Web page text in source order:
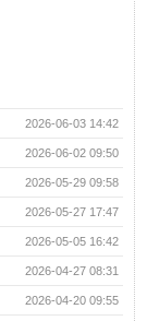
2026-06-03 14:42
2026-06-02 09:50
2026-05-29 09:58
2026-05-27 17:47
2026-05-05 16:42
2026-04-27 08:31
2026-04-20 09:55